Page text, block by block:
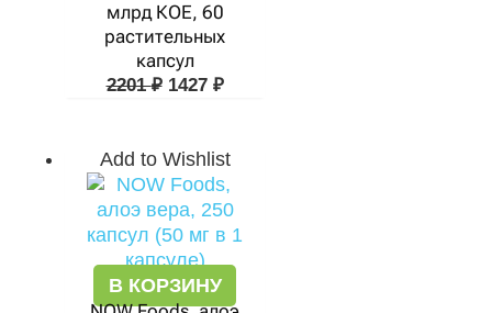
млрд КОЕ, 60
растительных
капсул
2201₽ 1427 ₽
Add to Wishlist
В КОРЗИНУ